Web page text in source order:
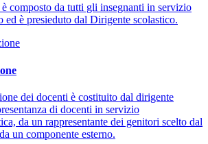
composto da tutti gli insegnanti in servizio
ed è presieduto dal Dirigente scolastico.
dei docenti è costituito dal dirigente
di docenti in servizio
da un rappresentante dei genitori scelto dal
un componente esterno.